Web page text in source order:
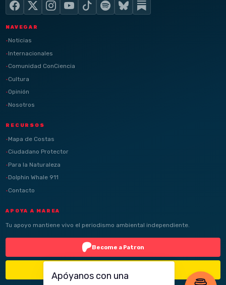
NAVEGAR
Noticias
Internacionales
Comunidad ConCiencia
Cultura
Opinión
Nosotros
RECURSOS
Mapa de Costas
Ciudadano Protector
Para la Naturaleza
Dolphin Whale 911
Contacto
APOYA A MAREA
Tu apoyo mantiene vivo el periodismo ambiental independiente.
Become a Patron
Apóyanos con una